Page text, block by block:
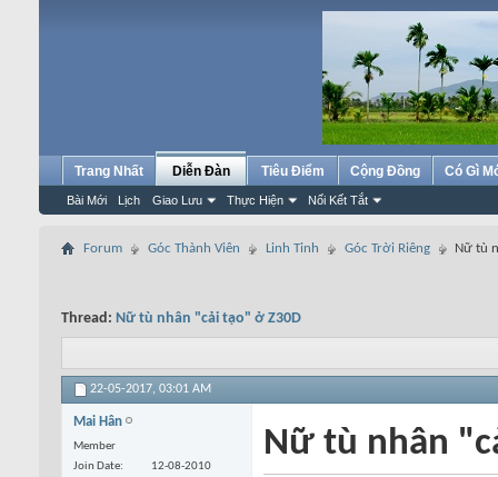
Trang Nhất Diễn Đàn
Bài Mới Lịch Giao Lưu Thực Hiện Nối Kết Tắt
Tiêu Điểm Cộng Đồng Có Gì
Forum Góc Thành Viên Linh Tinh Góc Trời Riêng Nữ tù
Thread: Nữ tù nhân "cải tạo" ở Z30D
22-05-2017, 03:01 AM
Mai Hân
Member
Join Date
12-08-2010
Nữ tù nhân